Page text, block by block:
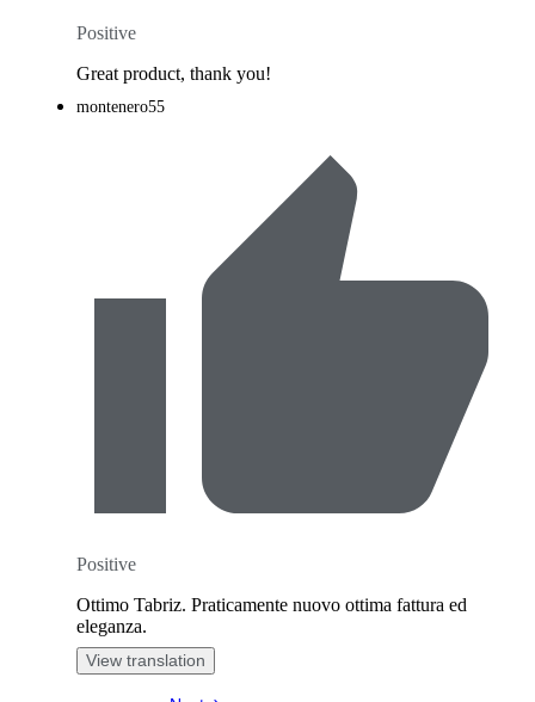
Positive
Great product, thank you!
montenero55
Positive
Ottimo Tabriz. Praticamente nuovo ottima fattura ed
eleganza.
View translation